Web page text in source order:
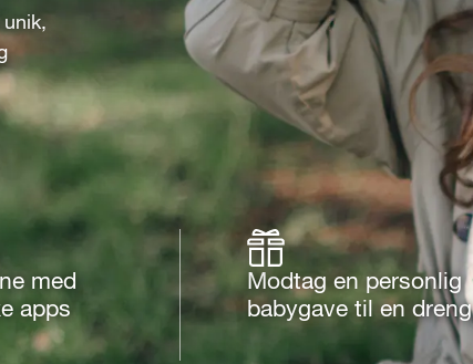
med
apps
Modtag en personlig
babygave til en dreng